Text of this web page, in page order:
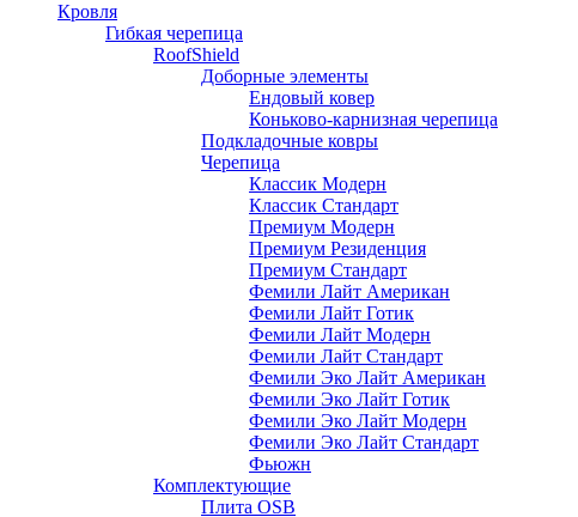
Кровля
Гибкая черепица
RoofShield
Доборные элементы
Ендовый ковер
Коньково-карнизная черепица
Подкладочные ковры
Черепица
Классик Модерн
Классик Стандарт
Премиум Модерн
Премиум Резиденция
Премиум Стандарт
Фемили Лайт Американ
Фемили Лайт Готик
Фемили Лайт Модерн
Фемили Лайт Стандарт
Фемили Эко Лайт Американ
Фемили Эко Лайт Готик
Фемили Эко Лайт Модерн
Фемили Эко Лайт Стандарт
Фьюжн
Комплектующие
Плита OSB